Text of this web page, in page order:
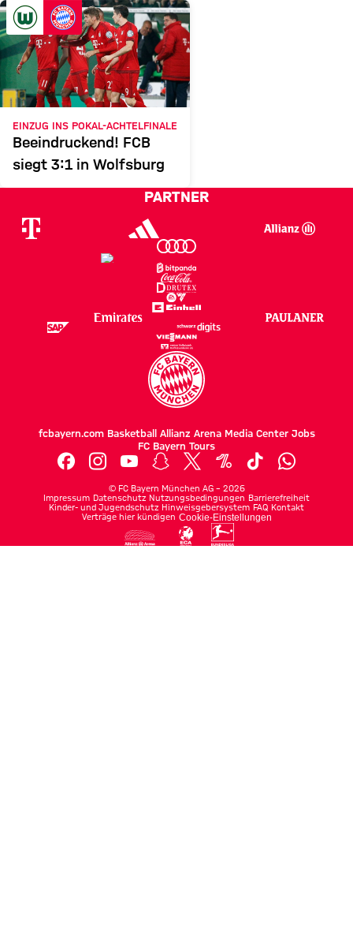
WOLFSBURG FCB
Zum Spielbericht
EINZUG INS POKAL-ACHTELFINALE
Beeindruckend! FCB
siegt 3:1 in Wolfsburg
PARTNER
fcbayern.com Basketball Allianz Arena Media Center Jobs
FC Bayern Tours
© FC Bayern München AG – 2026
Impressum Datenschutz Nutzungsbedingungen Barrierefreiheit
Kinder- und Jugendschutz Hinweisgebersystem FAQ Kontakt
Verträge hier kündigen Cookie-Einstellungen